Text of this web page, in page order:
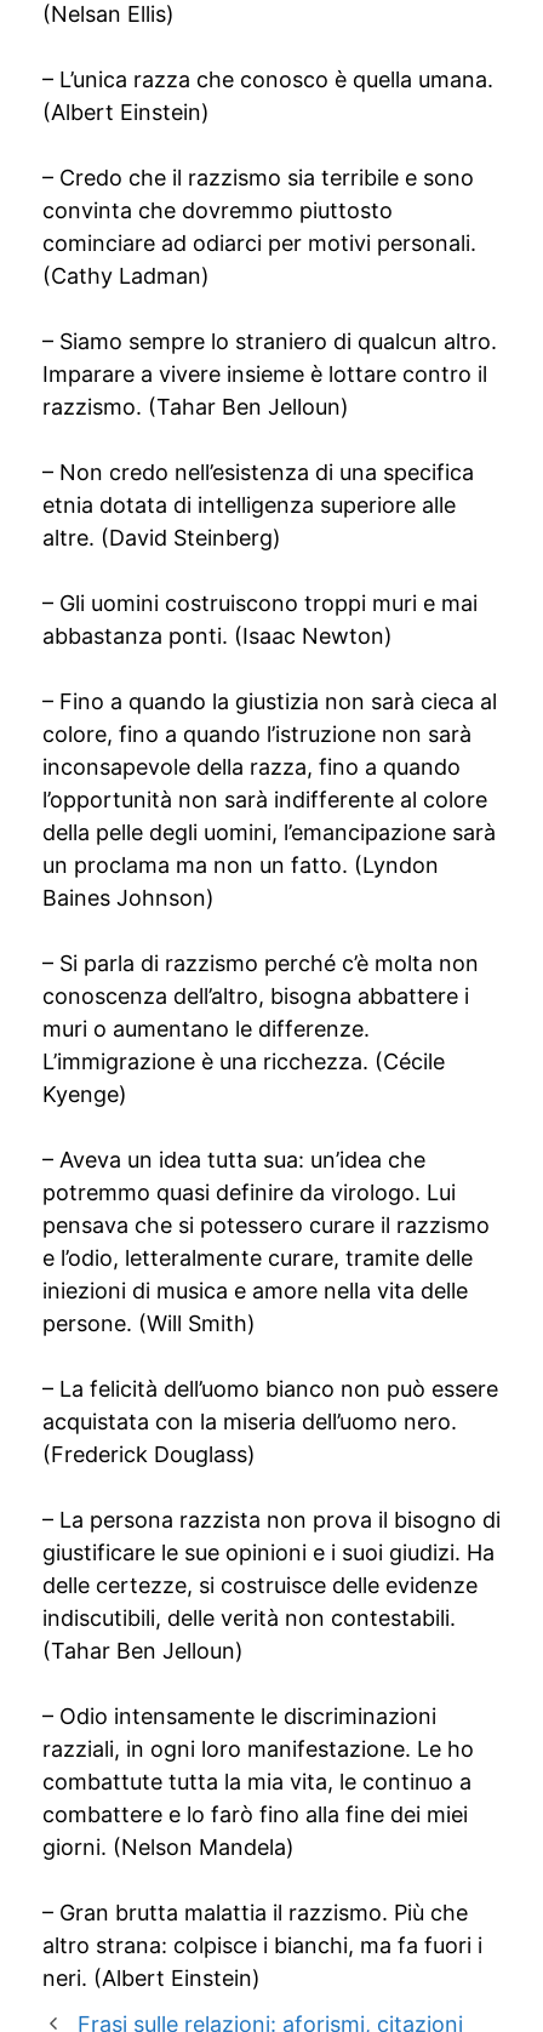
(Nelsan Ellis)
– L’unica razza che conosco è quella umana.
(Albert Einstein)
– Credo che il razzismo sia terribile e sono
convinta che dovremmo piuttosto
cominciare ad odiarci per motivi personali.
(Cathy Ladman)
– Siamo sempre lo straniero di qualcun altro.
Imparare a vivere insieme è lottare contro il
razzismo. (Tahar Ben Jelloun)
– Non credo nell’esistenza di una specifica
etnia dotata di intelligenza superiore alle
altre. (David Steinberg)
– Gli uomini costruiscono troppi muri e mai
abbastanza ponti. (Isaac Newton)
– Fino a quando la giustizia non sarà cieca al
colore, fino a quando l’istruzione non sarà
inconsapevole della razza, fino a quando
l’opportunità non sarà indifferente al colore
della pelle degli uomini, l’emancipazione sarà
un proclama ma non un fatto. (Lyndon
Baines Johnson)
– Si parla di razzismo perché c’è molta non
conoscenza dell’altro, bisogna abbattere i
muri o aumentano le differenze.
L’immigrazione è una ricchezza. (Cécile
Kyenge)
– Aveva un idea tutta sua: un’idea che
potremmo quasi definire da virologo. Lui
pensava che si potessero curare il razzismo
e l’odio, letteralmente curare, tramite delle
iniezioni di musica e amore nella vita delle
persone. (Will Smith)
– La felicità dell’uomo bianco non può essere
acquistata con la miseria dell’uomo nero.
(Frederick Douglass)
– La persona razzista non prova il bisogno di
giustificare le sue opinioni e i suoi giudizi. Ha
delle certezze, si costruisce delle evidenze
indiscutibili, delle verità non contestabili.
(Tahar Ben Jelloun)
– Odio intensamente le discriminazioni
razziali, in ogni loro manifestazione. Le ho
combattute tutta la mia vita, le continuo a
combattere e lo farò fino alla fine dei miei
giorni. (Nelson Mandela)
– Gran brutta malattia il razzismo. Più che
altro strana: colpisce i bianchi, ma fa fuori i
neri. (Albert Einstein)
Frasi sulle relazioni: aforismi, citazioni